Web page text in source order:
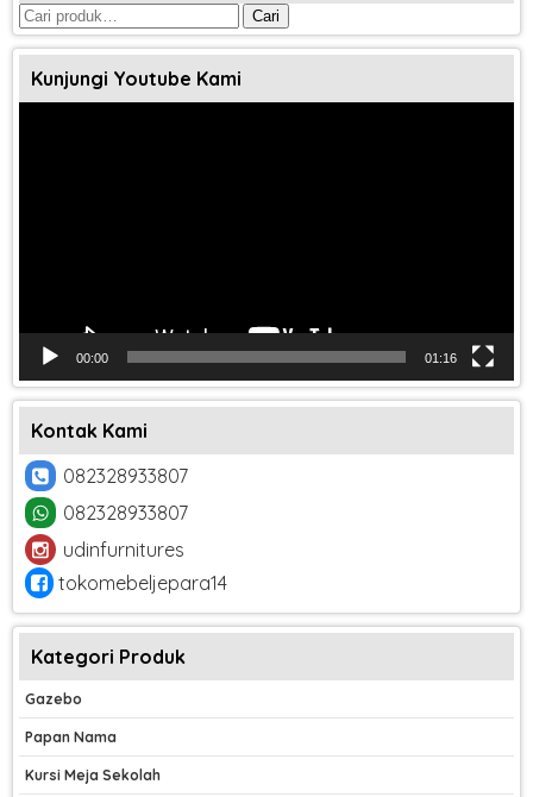
Pencarian
untuk:
Cari
Kunjungi Youtube Kami
00:00 01:16
Kontak Kami
082328933807
082328933807
udinfurnitures
tokomebeljepara14
Kategori Produk
Gazebo
Papan Nama
Kursi Meja Sekolah